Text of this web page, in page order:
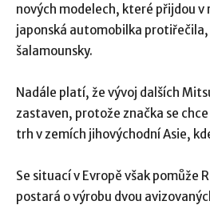
nových modelech, které přijdou v
japonská automobilka
šalamounsky.
Nadále platí, že vývoj dalších
zastaven, protože značka se
trh v zemích jihovýchodní Asie,
Se situací v Evropě však pomůže
postará o výrobu dvou